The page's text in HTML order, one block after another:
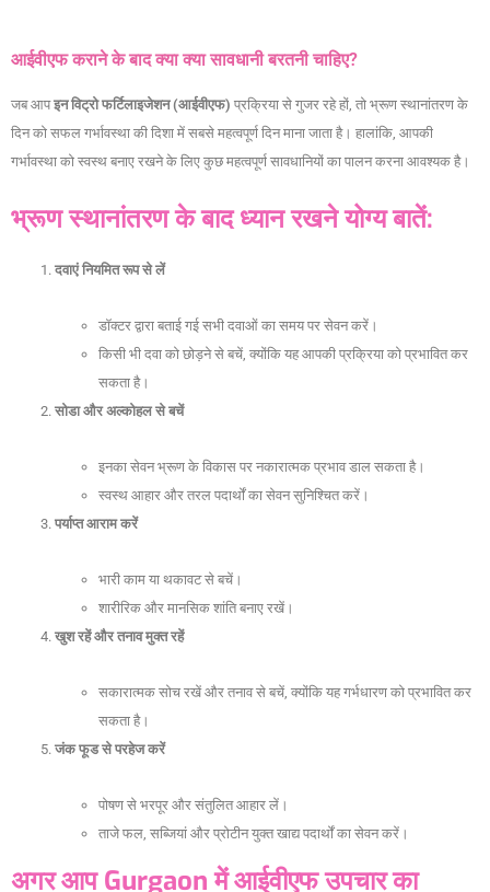
आईवीएफ कराने के बाद क्या क्या सावधानी बरतनी चाहिए?
जब आपइन विट्रो फर्टिलाइजेशन (आईवीएफ) प्रक्रिया से गुजर रहे हों, तो भ्रूण स्थानांतरण के
दिन को सफल गर्भावस्था की दिशा में सबसे महत्वपूर्ण दिन माना जाता है। हालांकि, आपकी
गर्भावस्था को स्वस्थ बनाए रखने के लिए कुछ महत्वपूर्ण सावधानियों का पालन करना आवश्यक है।
भ्रूण स्थानांतरण के बाद ध्यान रखने योग्य बातें:
दवाएं नियमित रूप से लें
डॉक्टर द्वारा बताई गई सभी दवाओं का समय पर सेवन करें।
किसी भी दवा को छोड़ने से बचें, क्योंकि यह आपकी प्रक्रिया को प्रभावित कर
सकता है।
सोडा और अल्कोहल से बचें
इनका सेवन भ्रूण के विकास पर नकारात्मक प्रभाव डाल सकता है।
स्वस्थ आहार और तरल पदार्थों का सेवन सुनिश्चित करें।
पर्याप्त आराम करें
भारी काम या थकावट से बचें।
शारीरिक और मानसिक शांति बनाए रखें।
खुश रहें और तनाव मुक्त रहें
सकारात्मक सोच रखें और तनाव से बचें, क्योंकि यह गर्भधारण को प्रभावित कर
सकता है।
जंक फूड से परहेज करें
पोषण से भरपूर और संतुलित आहार लें।
ताजे फल, सब्जियां और प्रोटीन युक्त खाद्य पदार्थों का सेवन करें।
अगर आप Gurgaon में आईवीएफ उपचार का